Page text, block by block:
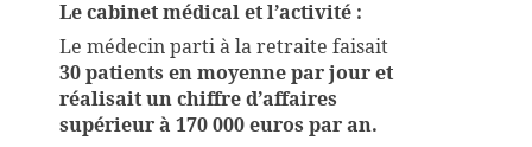
Le cabinet médical et l’activité :
Le médecin parti à la retraite faisait
30 patients en moyenne par jour et
réalisait un chiffre d’affaires
supérieur à 170 000 euros par an.